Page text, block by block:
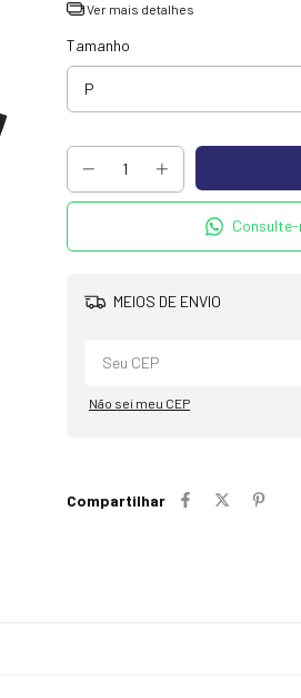
Ver mais detalhes
Tamanho
MEIOS DE ENVIO
Não sei meu CEP
Compartilhar